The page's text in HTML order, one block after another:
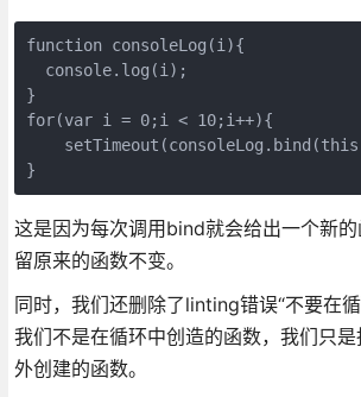
function consoleLog(i){
  console.log(i);
}
for(var i = 0;i < 10;i++){
}
这是因为每次调用bind就会给出一个新
留原来的函数不变。
同时，我们还删除了linting错误“不要在
我们不是在循环中创造的函数，我们只
外创建的函数。